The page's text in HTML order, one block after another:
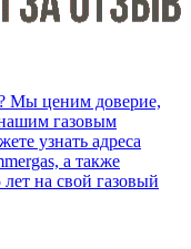
Мы ценим доверие,
газовым
узнать адреса
а также
на свой газовый